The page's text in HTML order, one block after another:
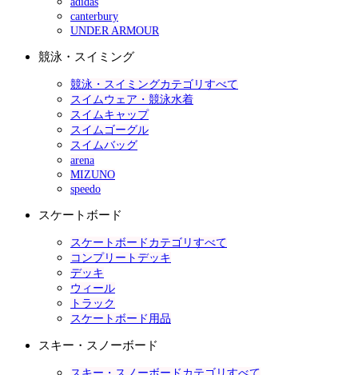
canterbury
UNDER ARMOUR
競泳・スイミング
競泳・スイミングカテゴリすべて
スイムウェア・競泳水着
スイムキャップ
スイムゴーグル
スイムバッグ
arena
MIZUNO
speedo
スケートボード
スケートボードカテゴリすべて
コンプリートデッキ
デッキ
ウィール
トラック
スケートボード用品
スキー・スノーボード